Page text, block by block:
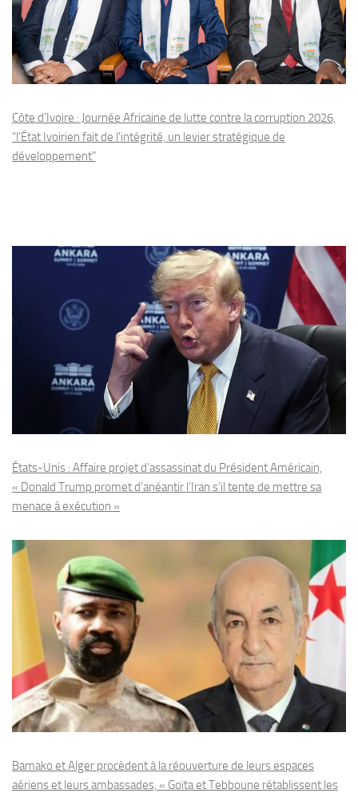
Côte d'Ivoire : Journée Africaine de lutte contre la corruption 2026,
"l'État Ivoirien fait de l'intégrité, un levier stratégique de
développement"
États-Unis : Affaire projet d’assassinat du Président Américain,
« Donald Trump promet d’anéantir l’Iran s’il tente de mettre sa
menace à exécution »
Bamako et Alger procèdent à la réouverture de leurs espaces
aériens et leurs ambassades, « Goïta et Tebboune rétablissent les